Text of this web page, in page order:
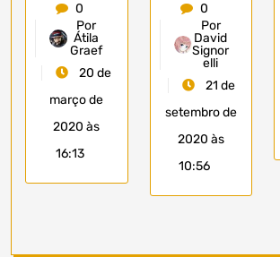
0
Por
Átila
Graef
20 de
março de
2020 às
16:13
0
Por
David
Signor
elli
21 de
setembro de
2020 às
10:56